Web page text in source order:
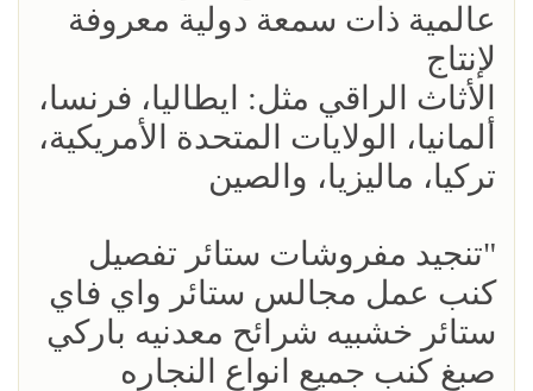
عالمية ذات سمعة دولية معروفة
لإنتاج
الأثاث الراقي مثل: ايطاليا، فرنسا،
ألمانيا، الولايات المتحدة الأمريكية،
تركيا، ماليزيا، والصين
"تنجيد مفروشات ستائر تفصيل
كنب عمل مجالس ستائر واي فاي
ستائر خشبيه شرائح معدنيه باركي
صبغ كنب جميع انواع النجاره